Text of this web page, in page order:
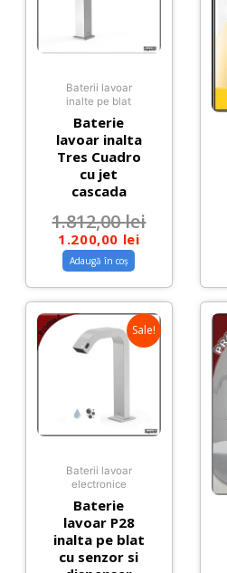
Baterii lavoar
inalte pe blat
Baterie
lavoar inalta
Tres Cuadro
cu jet
cascada
1.812,00lei
1.200,00 lei
Adaugă în coș
Sale!
Baterii lavoar
electronice
Baterie
lavoar P28
inalta pe blat
cu senzor si